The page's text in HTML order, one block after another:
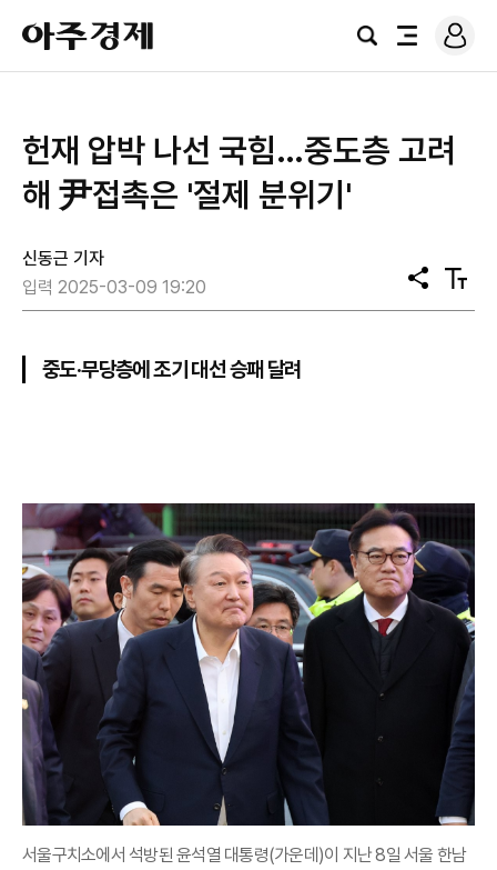
아
주
경
검
전
로
그
헌재 압박 나선 국힘…중도층 고려
해 尹접촉은 '절제 분위기'
신동근 기자
입력 2025-03-09 19:20
공
유
텍
스
중도·무당층에 조기 대선 승패 달려
서울구치소에서 석방된 윤석열 대통령(가운데)이 지난 8일 서울 한남